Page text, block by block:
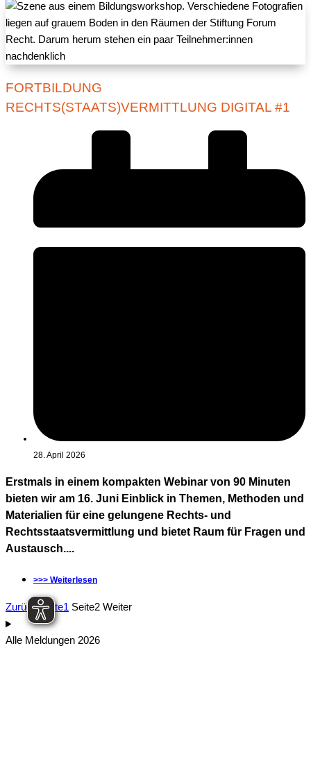
FORTBILDUNG
RECHTS(STAATS)VERMITTLUNG DIGITAL #1
28. April 2026
Erstmals in einem kompakten Webinar von 90 Minuten
bieten wir am 16. Juni Einblick in Themen, Methoden und
Materialien für eine gelungene Rechts- und
Rechtsstaatsvermittlung und bietet Raum für Fragen und
Austausch....
>>> Weiterlesen
Zurück Seite1 Seite2 Weiter
Alle Meldungen 2026